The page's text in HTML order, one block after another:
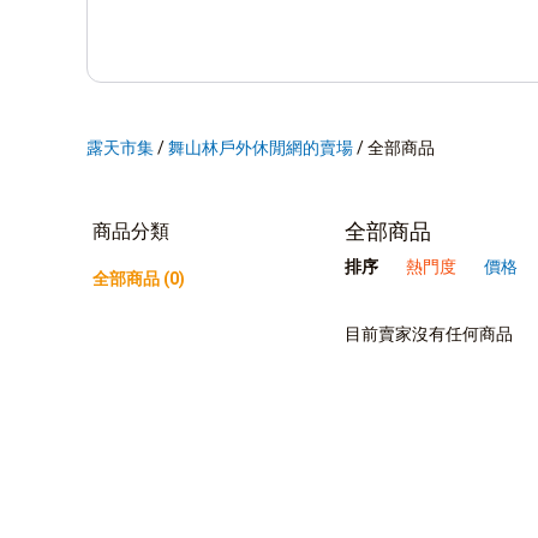
露天市集/舞山林戶外休閒網的賣場/全部商品
商品分類
全部商品 (0)
全部商品
排序 熱門度 價格
目前賣家沒有任何商品